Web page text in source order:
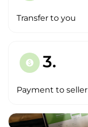
Transfer to you
paid 3.
Payment to seller